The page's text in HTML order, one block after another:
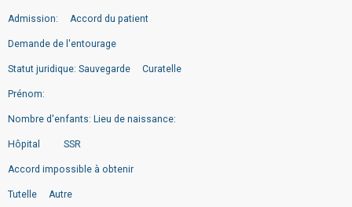
Admission: Accord du patient
Demande de l'entourage
Statut juridique: Sauvegarde Curatelle
Prénom:
Nombre d'enfants: Lieu de naissance:
Hôpital SSR
Accord impossible à obtenir
Tutelle Autre